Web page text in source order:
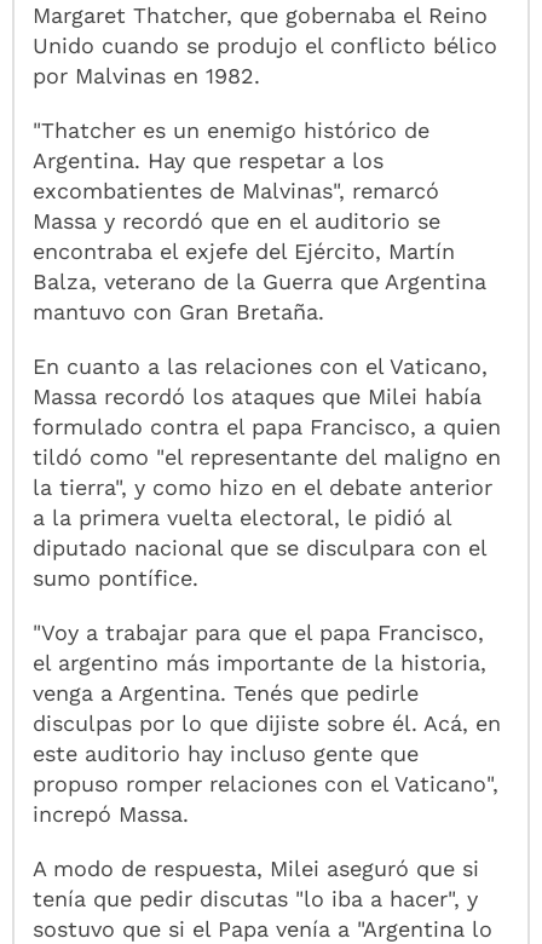
Margaret Thatcher, que gobernaba el Reino
Unido cuando se produjo el conflicto bélico
por Malvinas en 1982.
"Thatcher es un enemigo histórico de
Argentina. Hay que respetar a los
excombatientes de Malvinas", remarcó
Massa y recordó que en el auditorio se
encontraba el exjefe del Ejército, Martín
Balza, veterano de la Guerra que Argentina
mantuvo con Gran Bretaña.
En cuanto a las relaciones con el Vaticano,
Massa recordó los ataques que Milei había
formulado contra el papa Francisco, a quien
tildó como "el representante del maligno en
la tierra", y como hizo en el debate anterior
a la primera vuelta electoral, le pidió al
diputado nacional que se disculpara con el
sumo pontífice.
"Voy a trabajar para que el papa Francisco,
el argentino más importante de la historia,
venga a Argentina. Tenés que pedirle
disculpas por lo que dijiste sobre él. Acá, en
este auditorio hay incluso gente que
propuso romper relaciones con el Vaticano",
increpó Massa.
A modo de respuesta, Milei aseguró que si
tenía que pedir discutas "lo iba a hacer", y
sostuvo que si el Papa venía a "Argentina lo